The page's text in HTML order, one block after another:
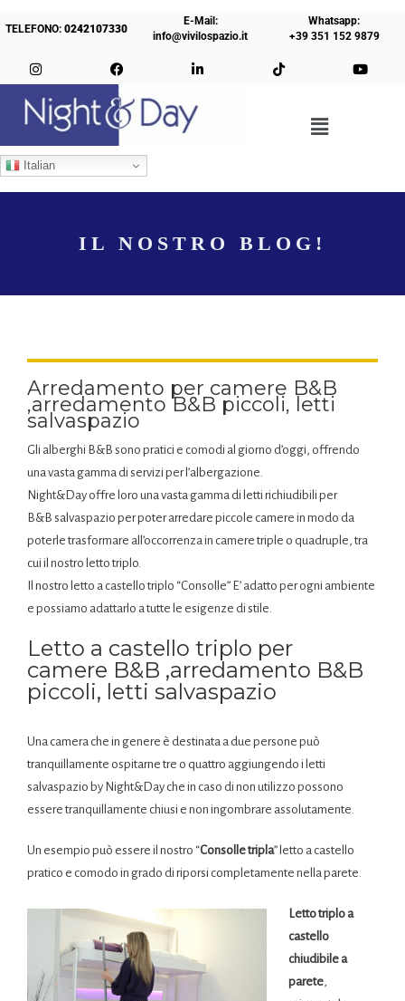
TELEFONO:0242107330
E-Mail:
info@vivilospazio.it
Whatsapp:
+39 351 152 9879
Italian
IL NOSTRO BLOG!
Arredamento per camere B&B
,arredamento B&B piccoli, letti
salvaspazio
Gli alberghi B&B sono pratici e comodi al giorno d’oggi, offrendo
una vasta gamma di servizi per l’albergazione.
Night&Day offre loro una vasta gamma di letti richiudibili per
B&B salvaspazio per poter arredare piccole camere in modo da
poterle trasformare all’occorrenza in camere triple o quadruple, tra
cui il nostro letto triplo.
Il nostro letto a castello triplo “Consolle” E’ adatto per ogni ambiente
e possiamo adattarlo a tutte le esigenze di stile.
Letto a castello triplo per
camere B&B ,arredamento B&B
piccoli, letti salvaspazio
Una camera che in genere è destinata a due persone può
tranquillamente ospitarne tre o quattro aggiungendo i letti
salvaspazio by Night&Day che in caso di non utilizzo possono
essere tranquillamente chiusi e non ingombrare assolutamente.
Un esempio può essere il nostro “Consolle tripla” letto a castello
pratico e comodo in grado di riporsi completamente nella parete.
Letto triplo a
castello
chiudibile a
parete,